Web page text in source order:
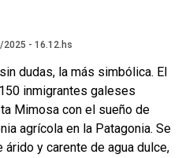
2025 - 16.12.hs
dudas, la más simbólica. El
inmigrantes galeses
Mimosa con el sueño de
agrícola en la Patagonia. Se
árido y carente de agua dulce,